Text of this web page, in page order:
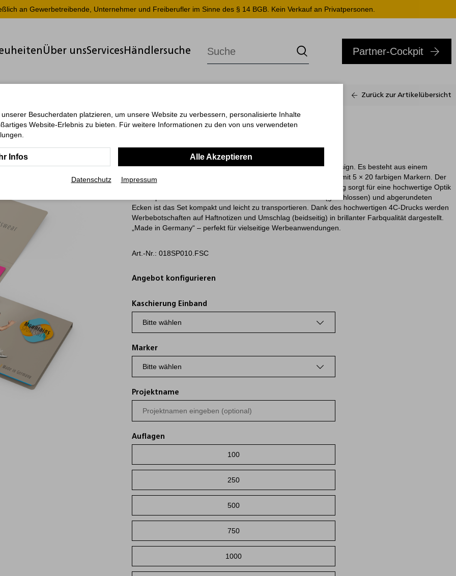
an Gewerbetreibende, Unternehmer und Freiberufler im Sinne des § 14 BGB. Kein Verkauf an Privatpersonen.
Über unsServicesHändlersuche Partner-Cockpit
Zurück zur Artikelübersicht
Lissabon
Das Kombi-Set Lissabon vereint Funktionalität und modernes Design. Es besteht aus einem
Haftnotizblock mit 50 weißen Blättern und einem Haftmarker-Set mit 5 × 20 farbigen Markern. Der
individuell bedruckbare Softcover-Umschlag mit Folienkaschierung sorgt für eine hochwertige Optik
und Haptik. Mit einem handlichen Format von 104 × 76 mm (geschlossen) und abgerundeten
Ecken ist das Set kompakt und leicht zu transportieren. Dank des hochwertigen 4C-Drucks werden
Werbebotschaften auf Haftnotizen und Umschlag (beidseitig) in brillanter Farbqualität dargestellt.
„Made in Germany“ – perfekt für vielseitige Werbeanwendungen.
Art.-Nr.: 018SP010.FSC
Angebot konfigurieren
Kaschierung Einband
Marker
Projektname
Auflagen
Besucherdaten platzieren, um unsere Website zu verbessern, personalisierte Inhalte
Website-Erlebnis zu bieten. Für weitere Informationen zu den von uns verwendeten
Infos Alle Akzeptieren
Datenschutz Impressum